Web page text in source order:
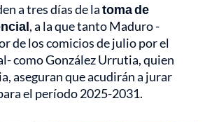
a tres días de latoma de
, a la que tanto Maduro -
de los comicios de julio por el
como González Urrutia, quien
aseguran que acudirán a jurar
el período 2025-2031.